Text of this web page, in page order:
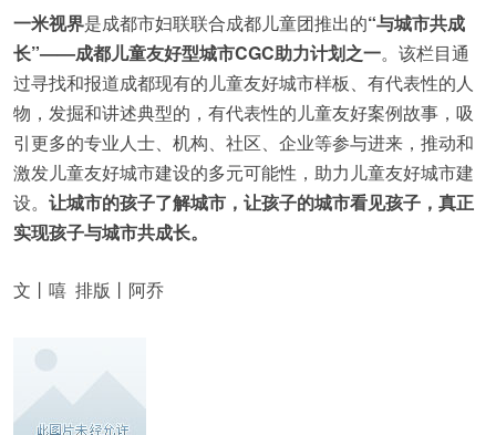
一米视界是成都市妇联联合成都儿童团推出的“与城市共成
长”——成都儿童友好型城市CGC助力计划之一。该栏目通
过寻找和报道成都现有的儿童友好城市样板、有代表性的人
物，发掘和讲述典型的，有代表性的儿童友好案例故事，吸
引更多的专业人士、机构、社区、企业等参与进来，推动和
激发儿童友好城市建设的多元可能性，助力儿童友好城市建
设。 让城市的孩子了解城市，让孩子的城市看见孩子，真正
实现孩子与城市共成长。
文丨嘻 排版丨阿乔